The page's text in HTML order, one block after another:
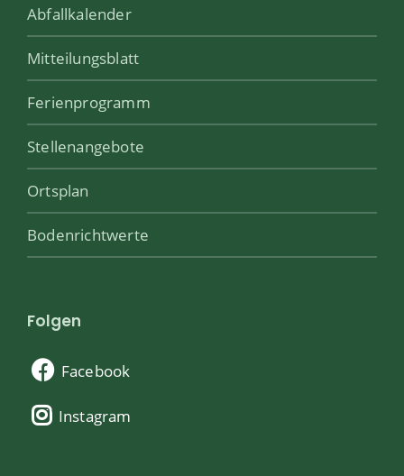
Abfallkalender
Mitteilungsblatt
Ferienprogramm
Stellenangebote
Ortsplan
Bodenrichtwerte
Folgen
Facebook
Instagram